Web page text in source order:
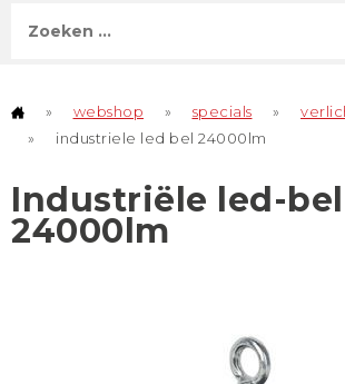
» webshop » specials »
»
industriele led bel 24000lm
Industriële led-
24000lm